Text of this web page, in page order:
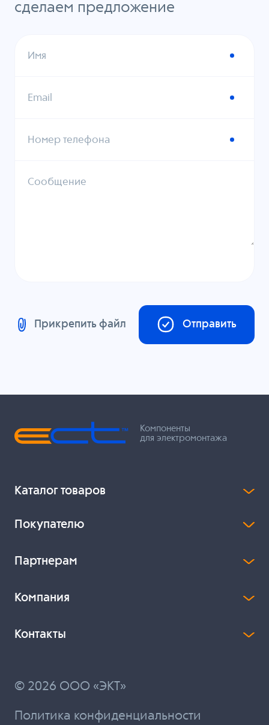
сделаем предложение
Имя
Email
Номер телефона
Сообщение
Прикрепить файл Отправить
Компоненты
для электромонтажа
Каталог товаров
Покупателю
Партнерам
Компания
Контакты
© 2026 ООО «ЭКТ»
Политика конфиденциальности